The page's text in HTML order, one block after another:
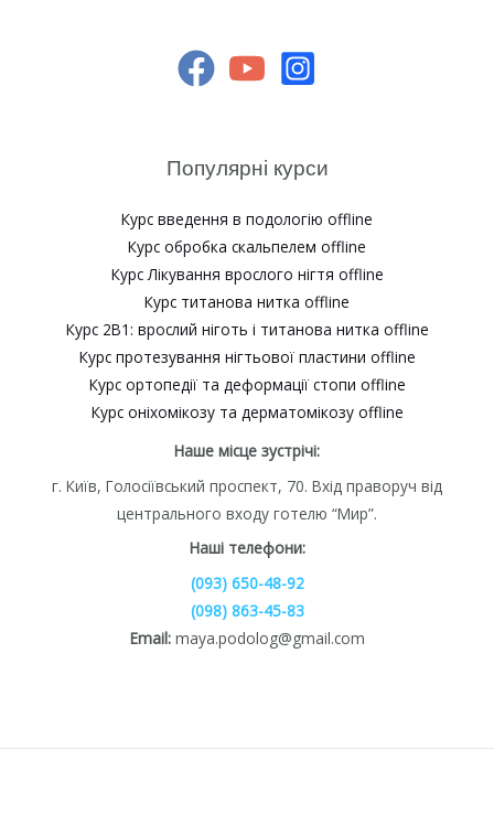
Популярні курси
Курс введення в подологію offline
Курс обробка скальпелем offline
Курс Лікування врослого нігтя offline
Курс титанова нитка offline
Курс 2В1: врослий ніготь і титанова нитка offline
Курс протезування нігтьової пластини offline
Курс ортопедії та деформації стопи offline
Курс оніхомікозу та дерматомікозу offline
Наше місце зустрічі:
г. Київ, Голосіївський проспект, 70. Вхід праворуч від
центрального входу готелю “Мир”.
Наші телефони:
(093) 650-48-92
(098) 863-45-83
Email: maya.podolog@gmail.com